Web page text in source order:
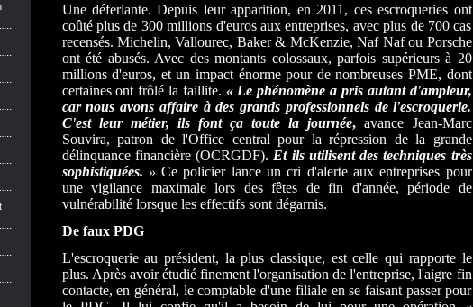
Une déferlante. Depuis leur appari­tion, en 2011, ces escroqueries ont
coûté plus de 300 millions d'euros aux entreprises, avec plus de 700 cas
recensés. Michelin, Vallourec, Baker & McKenzie, Naf Naf ou Porsche
ont été abusés. Avec des montants colossaux, parfois supé­rieurs à 20
millions d'euros, et un impact énorme pour de nombreuses PME, dont
certaines ont frôlé la fail­lite. « Le phénomène a pris autant d'ampleur,
car nous avons affaire à des grands professionnels de l'escroquerie.
C'est leur métier, ils font ça toute la journée, avance Jean-Marc
Souvira, patron de l'Office cen­tral pour la répression de la grande
délinquance financière (OCRGDF). Et ils utilisent des techniques très
sophistiquées. »Ce policier lance un cri d'alerte aux entreprises pour
une vigilance maximale lors des fêtes de fin d'année, période de
vulnérabilité lorsque les effectifs sont dégarnis.
De faux PDG
L'escroquerie au président, la plus classique, est celle qui rapporte le
plus. Après avoir étudié finement l'organisation de l'entreprise, l'aigre­ fin
contacte, en général, le comp­table d'une filiale en se faisant passer pour